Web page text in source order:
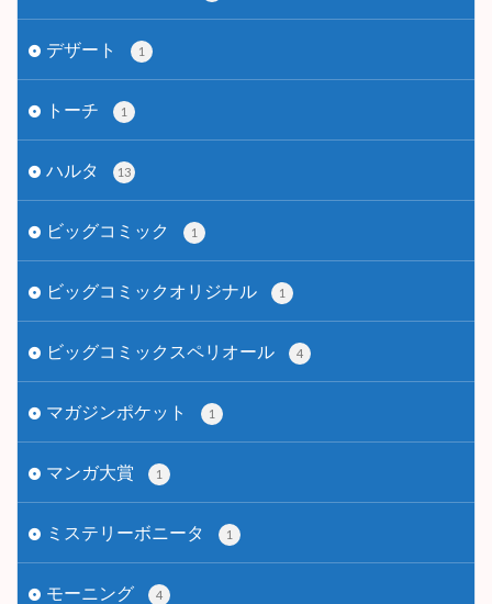
デザート 1
トーチ 1
ハルタ 13
ビッグコミック 1
ビッグコミックオリジナル 1
ビッグコミックスペリオール 4
マガジンポケット 1
マンガ大賞 1
ミステリーボニータ 1
モーニング 4